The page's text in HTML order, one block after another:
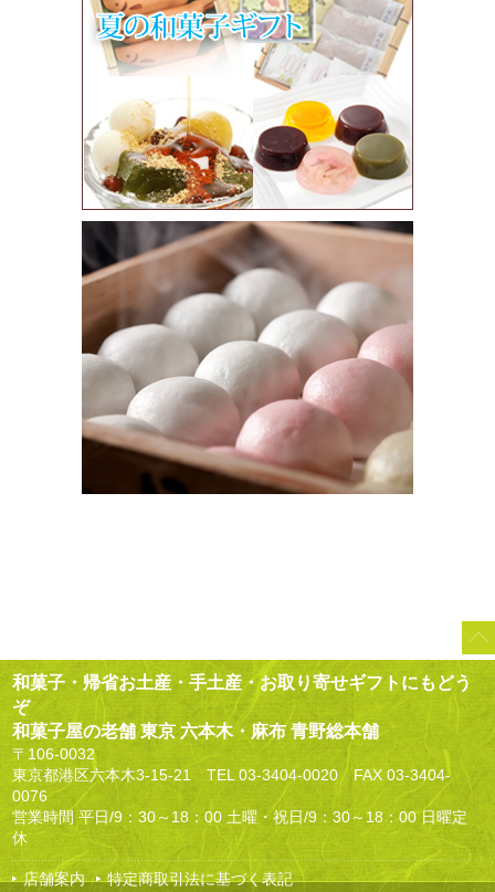
和菓子・帰省お土産・手土産・お取り寄せギフトにもどう
ぞ
和菓子屋の老舗 東京 六本木・麻布 青野総本舗
〒106-0032
東京都港区六本木3-15-21 TEL03-3404-0020 FAX 03-3404-
0076
営業時間 平日/9：30～18：00 土曜・祝日/9：30～18：00 日曜定
休
店舗案内 特定商取引法に基づく表記